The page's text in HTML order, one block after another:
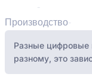
Производство
Разные цифровые
разному, это